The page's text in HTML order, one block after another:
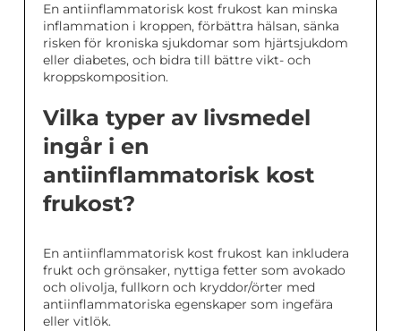
En antiinflammatorisk kost frukost kan minska
inflammation i kroppen, förbättra hälsan, sänka
risken för kroniska sjukdomar som hjärtsjukdom
eller diabetes, och bidra till bättre vikt- och
kroppskomposition.
Vilka typer av livsmedel
ingår i en
antiinflammatorisk kost
frukost?
En antiinflammatorisk kost frukost kan inkludera
frukt och grönsaker, nyttiga fetter som avokado
och olivolja, fullkorn och kryddor/örter med
antiinflammatoriska egenskaper som ingefära
eller vitlök.